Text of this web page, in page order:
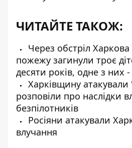
ЧИТАЙТЕ ТАКОЖ:
Через обстріл
пожежу загинули троє
десяти років, одне з них
Харківщину
розповіли про наслідки
безпілотників
Росіяни атакували
влучання